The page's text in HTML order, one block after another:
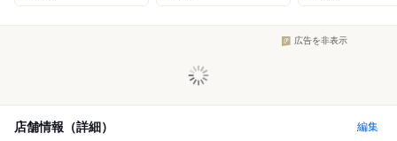
広告を非表示
店舗情報（詳細） 編集